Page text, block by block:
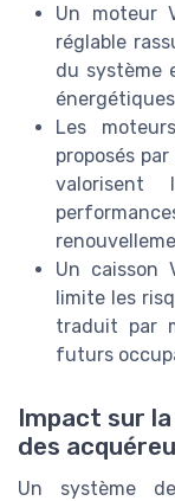
Un moteur
réglable
du système
Les
proposés
Un caisson
limite les
traduit par
futurs
Impact sur
des
Un système